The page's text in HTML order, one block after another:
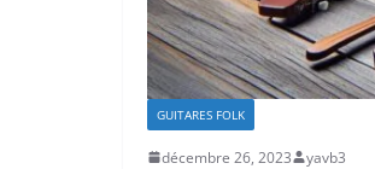
GUITARES FOLK
décembre 26, 2023 yavb3